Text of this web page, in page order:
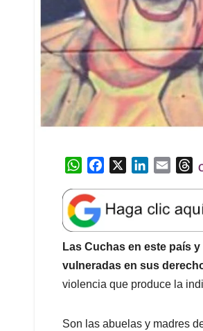
W
a
t
s
A
p
p
e
b
o
o
k
k
e
d
I
n
l
T
e
a
d
s
Las Cuchas en este país
vulneradas en sus
violencia que produce la
Son las abuelas y madres